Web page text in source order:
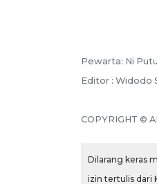
Pewarta: Ni
Editor : Widodo
COPYRIGHT ©
Dilarang keras
izin tertulis dari